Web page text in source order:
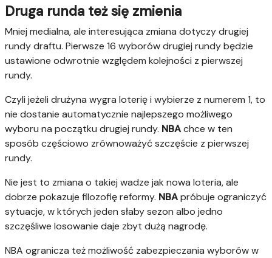
Druga runda też się zmienia
Mniej medialna, ale interesująca zmiana dotyczy drugiej
rundy draftu. Pierwsze 16 wyborów drugiej rundy będzie
ustawione odwrotnie względem kolejności z pierwszej
rundy.
Czyli jeżeli drużyna wygra loterię i wybierze z numerem 1, to
nie dostanie automatycznie najlepszego możliwego
wyboru na początku drugiej rundy. NBAchce w ten
sposób częściowo zrównoważyć szczęście z pierwszej
rundy.
Nie jest to zmiana o takiej wadze jak nowa loteria, ale
dobrze pokazuje filozofię reformy. NBApróbuje ograniczyć
sytuacje, w których jeden słaby sezon albo jedno
szczęśliwe losowanie daje zbyt dużą nagrodę.
NBA ogranicza też możliwość zabezpieczania wyborów w